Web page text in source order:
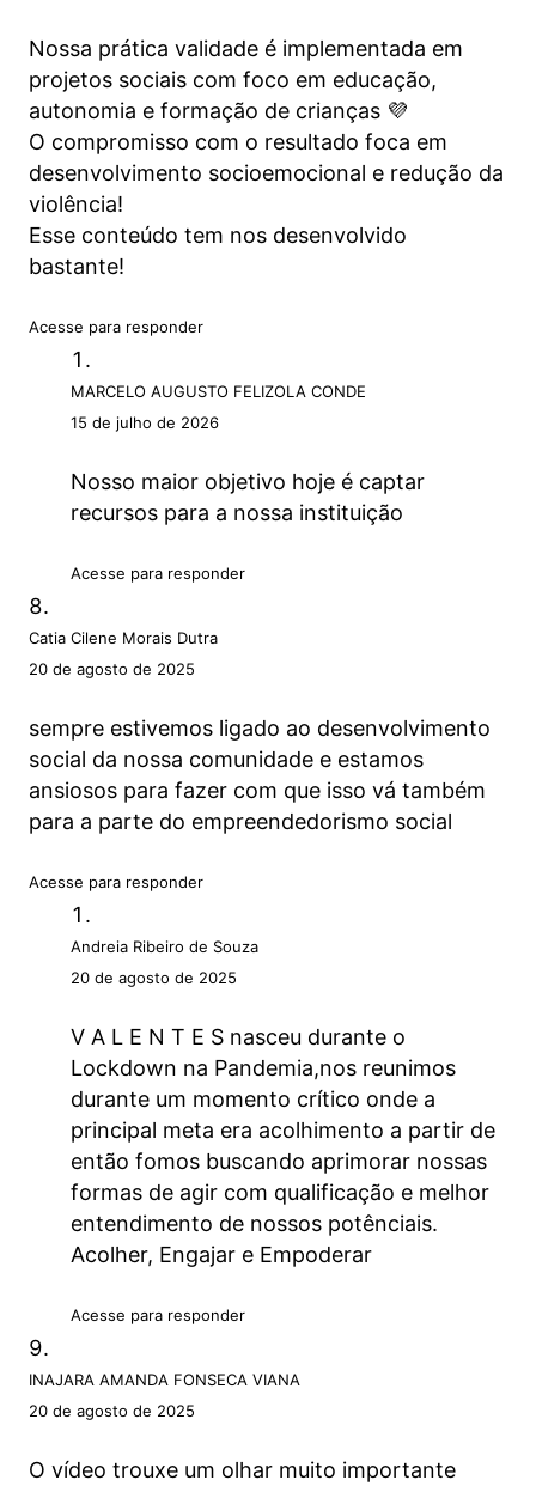
Nossa prática validade é implementada em
projetos sociais com foco em educação,
autonomia e formação de crianças 💜
O compromisso com o resultado foca em
desenvolvimento socioemocional e redução da
violência!
Esse conteúdo tem nos desenvolvido
bastante!
Acesse para responder
MARCELO AUGUSTO FELIZOLA CONDE
15 de julho de 2026
Nosso maior objetivo hoje é captar
recursos para a nossa instituição
Acesse para responder
Catia Cilene Morais Dutra
20 de agosto de 2025
sempre estivemos ligado ao desenvolvimento
social da nossa comunidade e estamos
ansiosos para fazer com que isso vá também
para a parte do empreendedorismo social
Acesse para responder
Andreia Ribeiro de Souza
20 de agosto de 2025
V A L E N T E S nasceu durante o
Lockdown na Pandemia,nos reunimos
durante um momento crítico onde a
principal meta era acolhimento a partir de
então fomos buscando aprimorar nossas
formas de agir com qualificação e melhor
entendimento de nossos potênciais.
Acolher, Engajar e Empoderar
Acesse para responder
INAJARA AMANDA FONSECA VIANA
20 de agosto de 2025
O vídeo trouxe um olhar muito importante